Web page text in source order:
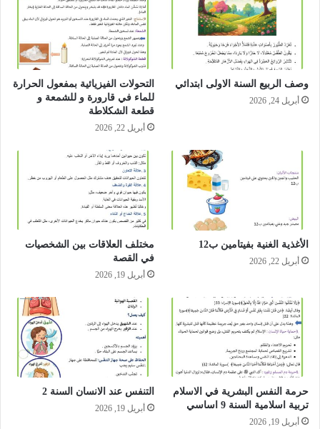
وصف الربيع السنة الاولى ابتدائي
أبريل 24, 2026
التحولات الفيزيائية بمفعول الحرارة
للماء في قارورة و للشمعة و
قطعة الشكلاطة
أبريل 22, 2026
الأغذية الغنية بفيتامين ب12
أبريل 22, 2026
مختلف العلاقات بين الشخصيات
في القصة
أبريل 19, 2026
حرمة النفس البشرية في الاسلام
تربية اسلامية السنة 9 اساسي
أبريل 19, 2026
التنفس عند الانسان السنة 2
أبريل 19, 2026